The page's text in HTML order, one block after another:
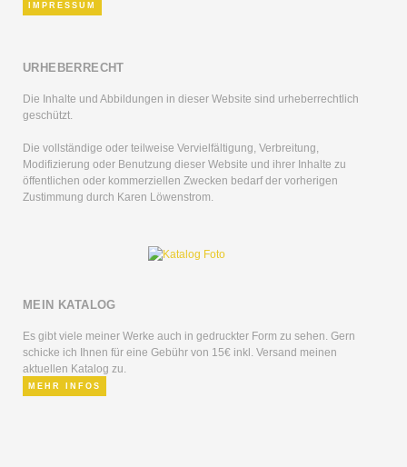
IMPRESSUM
URHEBERRECHT
Die Inhalte und Abbildungen in dieser Website sind urheberrechtlich
geschützt.
Die vollständige oder teilweise Vervielfältigung, Verbreitung,
Modifizierung oder Benutzung dieser Website und ihrer Inhalte zu
öffentlichen oder kommerziellen Zwecken bedarf der vorherigen
Zustimmung durch Karen Löwenstrom.
MEIN KATALOG
Es gibt viele meiner Werke auch in gedruckter Form zu sehen. Gern
schicke ich Ihnen für eine Gebühr von 15€ inkl. Versand meinen
aktuellen Katalog zu.
MEHR INFOS